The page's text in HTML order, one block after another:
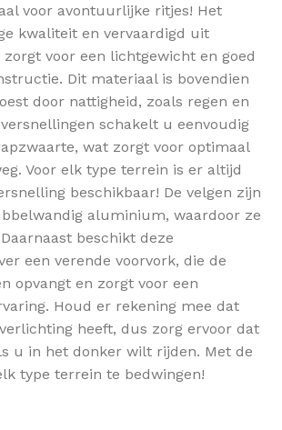
voor avontuurlijke ritjes! Het
kwaliteit en vervaardigd uit
voor een lichtgewicht en goed
Dit materiaal is bovendien
door nattigheid, zoals regen en
schakelt u eenvoudig
wat zorgt voor optimaal
Voor elk type terrein is er altijd
beschikbaar! De velgen zijn
aluminium, waardoor ze
beschikt deze
een verende voorvork, die de
opvangt en zorgt voor een
Houd er rekening mee dat
heeft, dus zorg ervoor dat
u in het donker wilt rijden. Met de
type terrein te bedwingen!